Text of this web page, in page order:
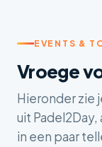
EVENTS &
Vroege
Hieronder zie
uit
in een paar